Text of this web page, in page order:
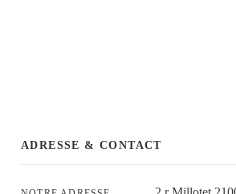
ADRESSE & CONTACT